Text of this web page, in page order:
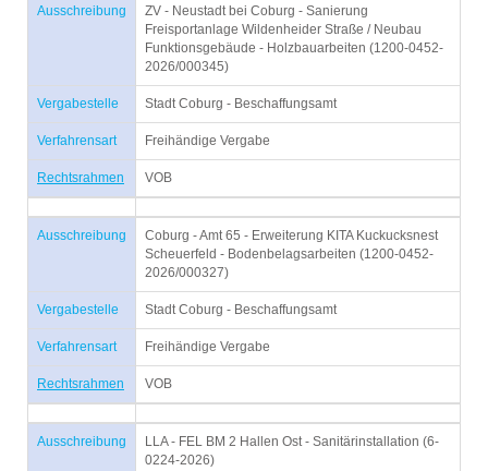
Ausschreibung
ZV - Neustadt bei Coburg - Sanierung
Freisportanlage Wildenheider Straße / Neubau
Funktionsgebäude - Holzbauarbeiten (1200-0452-
2026/000345)
Vergabestelle Stadt Coburg - Beschaffungsamt
Verfahrensart Freihändige Vergabe
Rechtsrahmen VOB
Ausschreibung
Coburg - Amt 65 - Erweiterung KITA Kuckucksnest
Scheuerfeld - Bodenbelagsarbeiten (1200-0452-
2026/000327)
Vergabestelle Stadt Coburg - Beschaffungsamt
Verfahrensart Freihändige Vergabe
Rechtsrahmen VOB
Ausschreibung
LLA - FEL BM 2 Hallen Ost - Sanitärinstallation (6-
0224-2026)